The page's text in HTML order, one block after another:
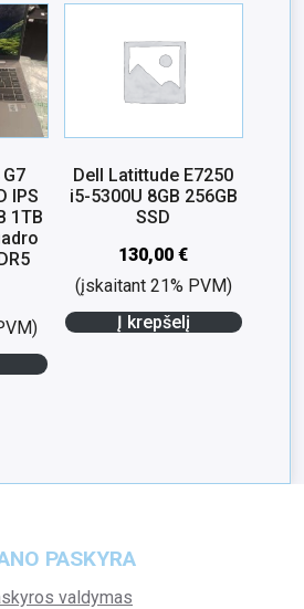
IPS
1TB
Dell Latittude E7250
i5-5300U 8GB 256GB
SSD
130,00€
(įskaitant 21% PVM)
Į krepšelį
PASKYRA
valdymas